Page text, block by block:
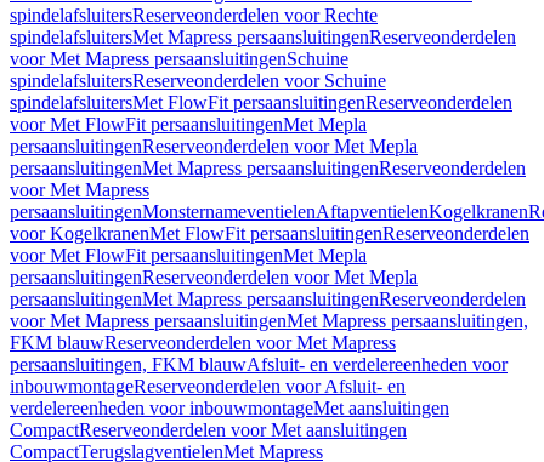
spindelafsluitersReserveonderdelen voor Rechte
spindelafsluitersMet Mapress persaansluitingenReserveonderdelen
voor Met Mapress persaansluitingenSchuine
spindelafsluitersReserveonderdelen voor Schuine
spindelafsluitersMet FlowFit persaansluitingenReserveonderdelen
voor Met FlowFit persaansluitingenMet Mepla
persaansluitingenReserveonderdelen voor Met Mepla
persaansluitingenMet Mapress persaansluitingenReserveonderdelen
voor Met Mapress
persaansluitingenMonsternameventielenAftapventielenKogelkranen
voor KogelkranenMet FlowFit persaansluitingenReserveonderdelen
voor Met FlowFit persaansluitingenMet Mepla
persaansluitingenReserveonderdelen voor Met Mepla
persaansluitingenMet Mapress persaansluitingenReserveonderdelen
voor Met Mapress persaansluitingenMet Mapress persaansluitingen,
FKM blauwReserveonderdelen voor Met Mapress
persaansluitingen, FKM blauwAfsluit- en verdelereenheden voor
inbouwmontageReserveonderdelen voor Afsluit- en
verdelereenheden voor inbouwmontageMet aansluitingen
CompactReserveonderdelen voor Met aansluitingen
CompactTerugslagventielenMet Mapress